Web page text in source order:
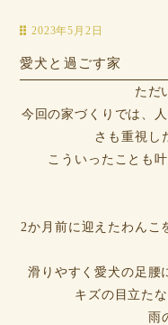
2023年5月2日
愛犬と過ごす家
ただ
今回の家づくりでは、
さも重視し
こういったことも
2か月前に迎えたわんこ
滑りやすく愛犬の足腰
キズの目立た
雨